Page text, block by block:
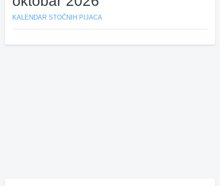
KALENDAR STOČNIH PIJACA